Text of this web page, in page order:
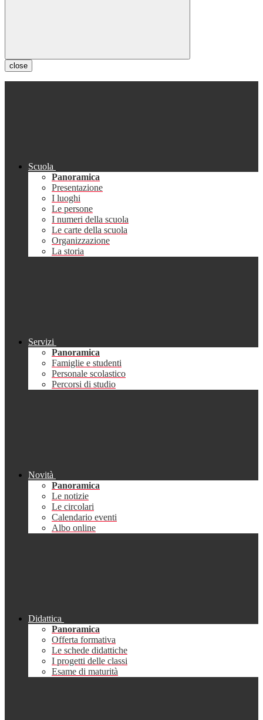
close
Scuola
Panoramica
Presentazione
I luoghi
Le persone
I numeri della scuola
Le carte della scuola
Organizzazione
La storia
Servizi
Panoramica
Famiglie e studenti
Personale scolastico
Percorsi di studio
Novità
Panoramica
Le notizie
Le circolari
Calendario eventi
Albo online
Didattica
Panoramica
Offerta formativa
Le schede didattiche
I progetti delle classi
Esame di maturità